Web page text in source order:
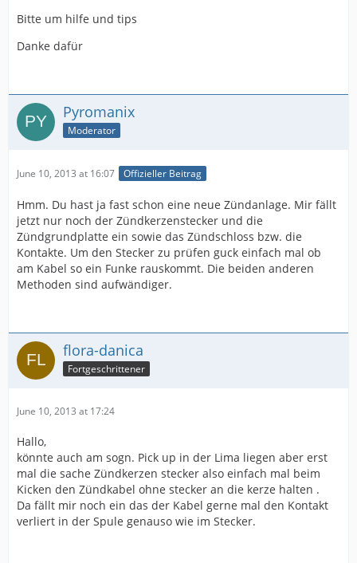
Bitte um hilfe und tips
Danke dafür
Pyromanix
Moderator
June 10, 2013 at 16:07 Offizieller Beitrag
Hmm. Du hast ja fast schon eine neue Zündanlage. Mir fällt
jetzt nur noch der Zündkerzenstecker und die
Zündgrundplatte ein sowie das Zündschloss bzw. die
Kontakte. Um den Stecker zu prüfen guck einfach mal ob
am Kabel so ein Funke rauskommt. Die beiden anderen
Methoden sind aufwändiger.
flora-danica
Fortgeschrittener
June 10, 2013 at 17:24
Hallo,
könnte auch am sogn. Pick up in der Lima liegen aber erst
mal die sache Zündkerzen stecker also einfach mal beim
Kicken den Zündkabel ohne stecker an die kerze halten .
Da fällt mir noch ein das der Kabel gerne mal den Kontakt
verliert in der Spule genauso wie im Stecker.